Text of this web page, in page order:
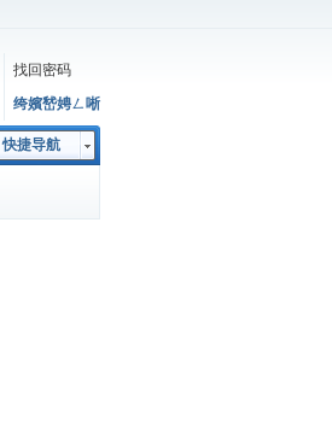
找回密码
绔嬪嵆娉ㄥ唽
快捷导航